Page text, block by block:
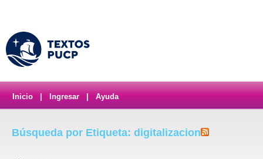
Inicio Ingresar Ayuda
Búsqueda por Etiqueta: digitalizacion